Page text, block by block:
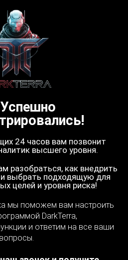
24 часов вам позвонит
высшего уровня.
разобраться, как внедрить
выбрать подходящую для
целей и уровня риска!
мы поможем вам настроить
DarkTerra,
и ответим на все ваши
вопросы.